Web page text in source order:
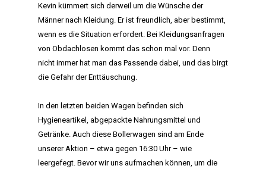
Kevin kümmert sich derweil um die Wünsche der
Männer nach Kleidung. Er ist freundlich, aber bestimmt,
wenn es die Situation erfordert. Bei Kleidungsanfragen
von Obdachlosen kommt das schon mal vor. Denn
nicht immer hat man das Passende dabei, und das birgt
die Gefahr der Enttäuschung.
In den letzten beiden Wagen befinden sich
Hygieneartikel, abgepackte Nahrungsmittel und
Getränke. Auch diese Bollerwagen sind am Ende
unserer Aktion – etwa gegen 16:30 Uhr – wie
leergefegt. Bevor wir uns aufmachen können, um die
MANIFEST
AKTIVITÄTEN
CLUB